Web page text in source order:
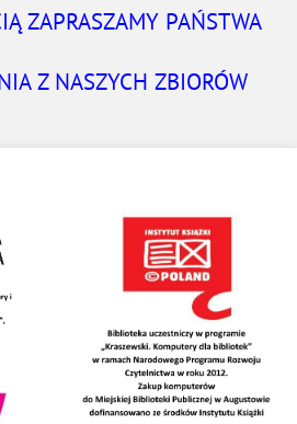
ZAPRASZAMY PAŃSTWA
Z NASZYCH ZBIORÓW